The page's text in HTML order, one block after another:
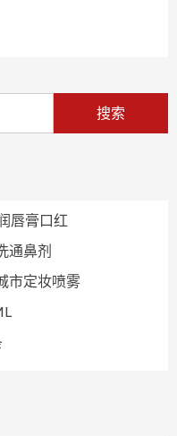
唇膏口红
通鼻剂
市定妆喷雾